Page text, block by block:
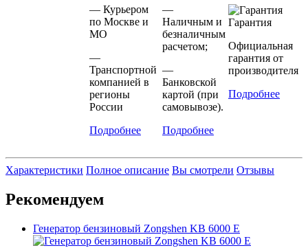
— Курьером
по Москве и
МО
—
Транспортной
компанией в
регионы
России
Подробнее
—
Наличным и
безналичным
расчетом;
—
Банковской
картой (при
самовывозе).
Подробнее
Гарантия
Официальная
гарантия от
производителя
Подробнее
Характеристики Полное описание Вы смотрели Отзывы
Рекомендуем
Генератор бензиновый Zongshen KB 6000 E